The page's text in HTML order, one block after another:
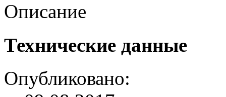
Описание
Технические данные
Опубликовано: